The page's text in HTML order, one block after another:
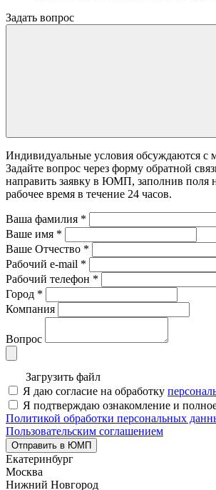
Задать вопрос
Индивидуальные условия обсуждаются
Задайте вопрос через форму обратной
направить заявку в ЮМП, заполнив поля
рабочее время в течение 24 часов.
Ваша фамилия *
Ваше имя *
Ваше Отчество *
Рабочий e-mail *
Рабочий телефон *
Город *
Компания
Вопрос
Загрузить файл
Я даю согласие на обработку
Я подтверждаю ознакомление и полное
Политикой обработки персональных
Пользовательским соглашением
Отправить в ЮМП
Екатеринбург
Москва
Нижний Новгород